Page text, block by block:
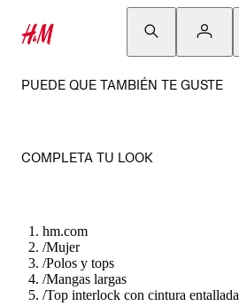
PUEDE QUE TAMBIÉN TE GUSTE
COMPLETA TU LOOK
hm.com
/Mujer
/Polos y tops
/Mangas largas
/Top interlock con cintura entallada